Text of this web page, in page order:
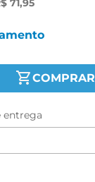
71,95
COMPRAR
entrega